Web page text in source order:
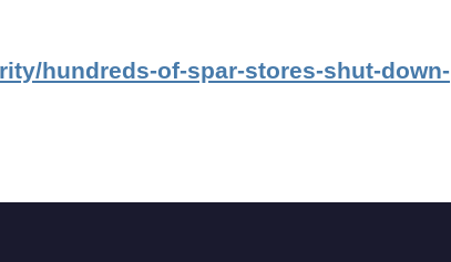
hundreds-of-spar-stores-shut-down-